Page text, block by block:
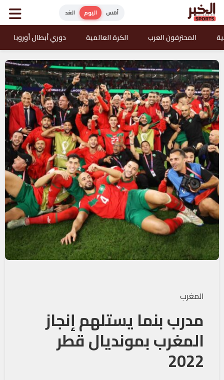
أمس اليوم الغد
المحترفون العرب الكرة العالمية دوري أبطال أوروبا
المغرب
مدرب بنما يستلهم إنجاز
المغرب بمونديال قطر
2022